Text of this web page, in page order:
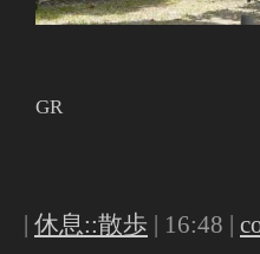
GR
休息::散歩 | 16:48 |